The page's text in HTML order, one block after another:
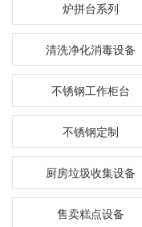
炉拼台系列
清洗净化消毒设备
不锈钢工作柜台
不锈钢定制
厨房垃圾收集设备
售卖糕点设备